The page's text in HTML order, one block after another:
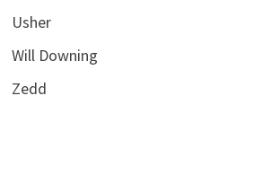
Usher
Will Downing
Zedd